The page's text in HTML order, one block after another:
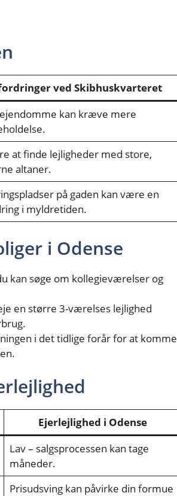
ved Skibhuskvarteret
kan kræve mere
at finde lejligheder med store,
altaner.
på gaden kan være en
i myldretiden.
i Odense
kan søge om kollegieværelser og
en større 3-værelses lejlighed
i det tidlige forår for at komme
Ejerlejlighed i Odense
Lav – salgsprocessen kan tage
måneder.
Prisudsving kan påvirke din formue